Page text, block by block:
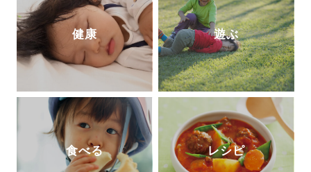
健康 遊ぶ
食べる レシピ